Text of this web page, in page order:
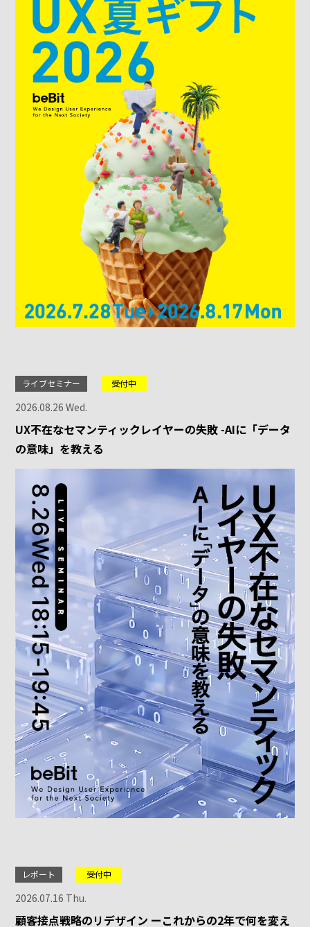
ライブセミナー 受付中
2026.08.26 Wed.
UX不在なセマンティックレイヤーの失敗 -AIに「データ
の意味」を教える
レポート 受付中
2026.07.16 Thu.
顧客接点戦略のリデザイン ーこれからの2年で何を変え